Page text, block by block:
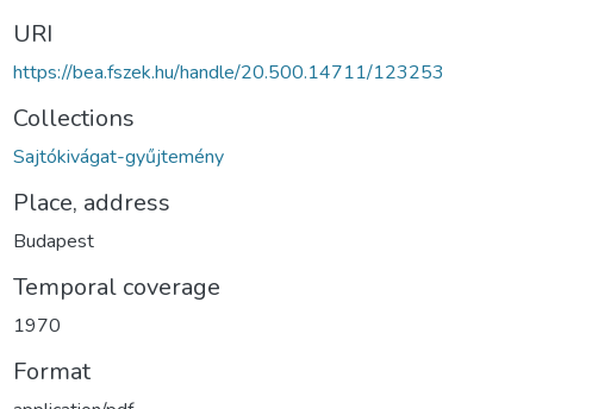
URI
https://bea.fszek.hu/handle/20.500.14711/123253
Collections
Sajtókivágat-gyűjtemény
Place, address
Budapest
Temporal coverage
1970
Format